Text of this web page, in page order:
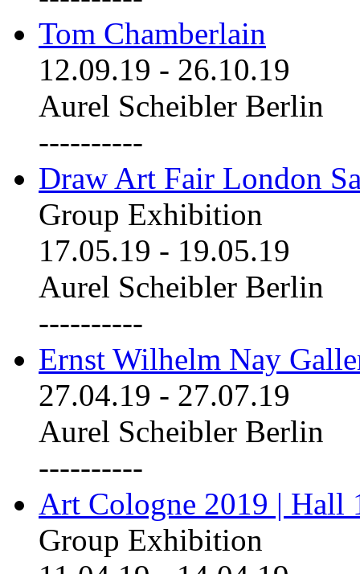
Tom Chamberlain
12.09.19 - 26.10.19
Aurel Scheibler Berlin
----------
Draw Art Fair London
Group Exhibition
17.05.19 - 19.05.19
Aurel Scheibler Berlin
----------
Ernst Wilhelm Nay
27.04.19 - 27.07.19
Aurel Scheibler Berlin
----------
Art Cologne 2019 | Hall
Group Exhibition